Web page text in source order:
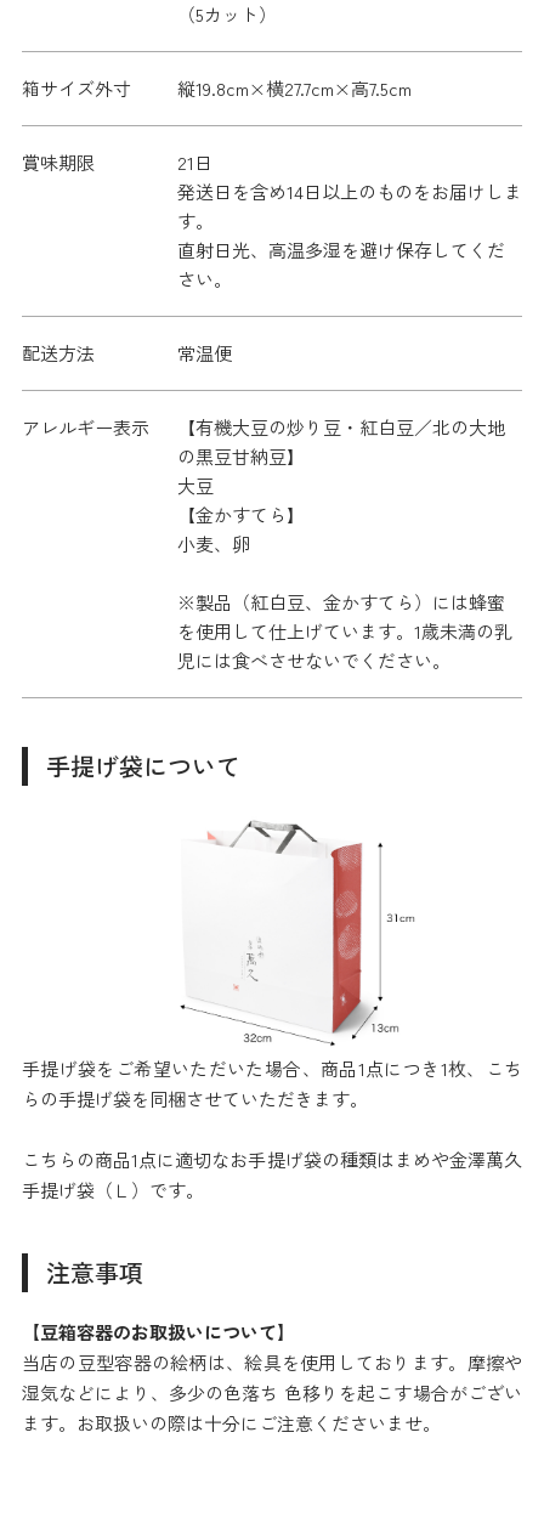
（5カット）
箱サイズ外寸 縦19.8cm×横27.7cm×高7.5cm
賞味期限
21日
発送日を含め14日以上のものをお届けしま
す。
直射日光、高温多湿を避け保存してくだ
さい。
配送方法 常温便
アレルギー表示
【有機大豆の炒り豆・紅白豆／北の大地
の黒豆甘納豆】
大豆
【金かすてら】
小麦、卵
※製品（紅白豆、金かすてら）には蜂蜜
を使用して仕上げています。1歳未満の乳
児には食べさせないでください。
手提げ袋について
手提げ袋をご希望いただいた場合、商品1点につき1枚、こち
らの手提げ袋を同梱させていただきます。
こちらの商品1点に適切なお手提げ袋の種類はまめや金澤萬久
手提げ袋（Ｌ）です。
注意事項
【豆箱容器のお取扱いについて】
当店の豆型容器の絵柄は、絵具を使用しております。摩擦や
湿気などにより、多少の色落ち 色移りを起こす場合がござい
ます。お取扱いの際は十分にご注意くださいませ。